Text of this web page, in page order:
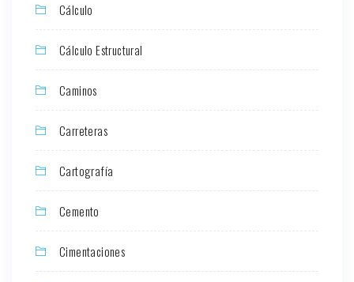
Cálculo
Cálculo Estructural
Caminos
Carreteras
Cartografía
Cemento
Cimentaciones